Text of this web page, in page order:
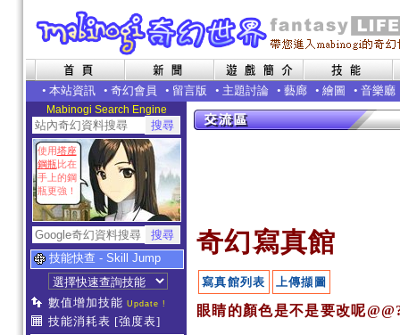
• 本站資訊 • 奇幻會員 • 留言版 • 主題討論 • 藝廊 • 繪圖 • 音樂廳
Mabinogi Search Engine
使用塔座
鋼瓶比在
手上的鋼
瓶更強！
技能快查 - Skill Jump
數值增加技能 Update !
技能消耗表 [強度表]
奇幻寫真館
寫真館列表 上傳擷圖
眼睛的顏色是不是要改呢